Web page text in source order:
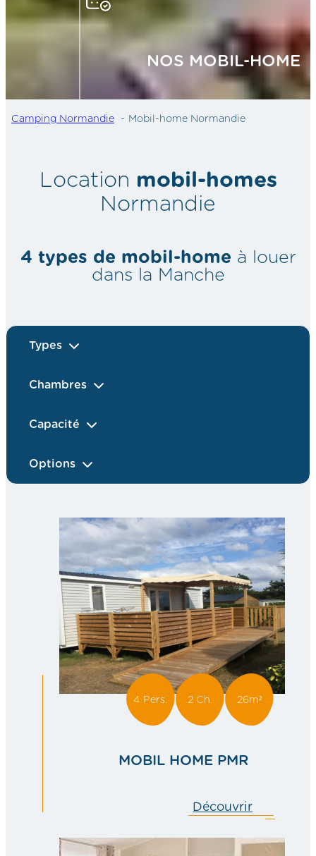
NOS MOBIL-HOME
Camping Normandie Mobil-home Normandie
Location mobil-homes
Normandie
4 types de mobil-home à louer
dans la Manche
Types
Chambres
Capacité
Options
4 Pers. 2 Ch. 26m²
MOBIL HOME PMR
Découvrir
HOME